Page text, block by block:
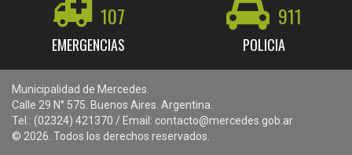
107
EMERGENCIAS
911
POLICIA
Municipalidad de Mercedes.
Calle 29 N° 575. Buenos Aires. Argentina.
Tel.: (02324) 421370 / Email: contacto@mercedes.gob.ar
© 2026. Todos los derechos reservados.